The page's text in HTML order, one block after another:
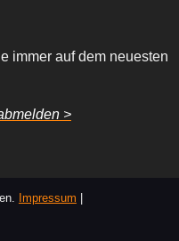
immer auf dem neuesten
>
Impressum